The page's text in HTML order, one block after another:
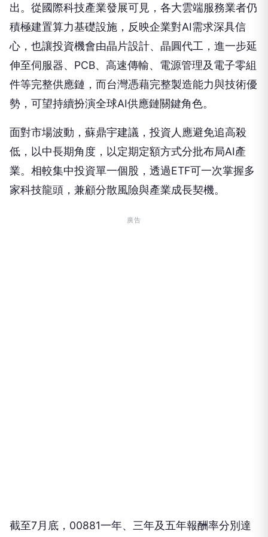
積極建置算力基礎設施，反映企業對AI需求深具信
心，也讓投資機會由晶片設計、晶圓代工，進一步延
伸至伺服器、PCB、高速傳輸、電源管理及電子零組
件等完整供應鏈，而台灣憑藉完整製造能力與技術優
勢，可望持續扮演全球AI供應鏈關鍵角色。
面對市場波動，蘇鼎宇建議，投資人應避免追高殺
低，以中長期角度，以定期定額方式分批布局AI產
業。相較集中投資單一個股，透過ETF可一次掌握多
家科技龍頭，兼顧分散風險與產業成長契機。
廣告